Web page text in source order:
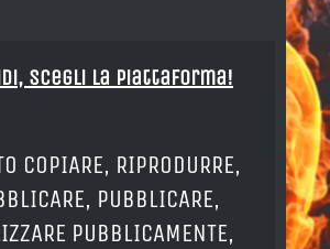
Scegli la piattaforma!
COPIARE, RIPRODURRE,
PUBBLICARE,
PUBBLICAMENTE,